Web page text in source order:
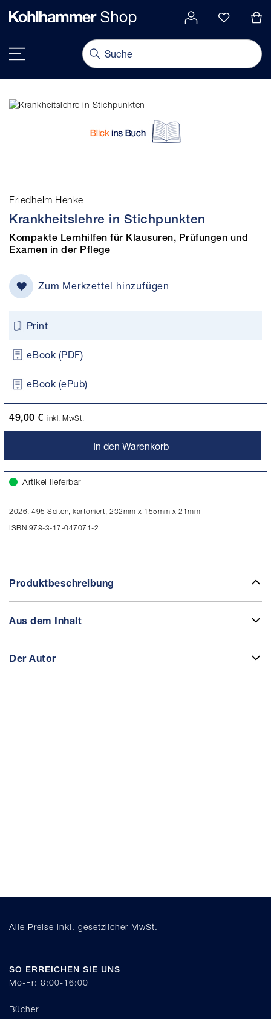
springen
Friedhelm Henke
Krankheitslehre in Stichpunkten
Kompakte Lernhilfen für Klausuren, Prüfungen und
Examen in der Pflege
Zum Merkzettel hinzufügen
Print
eBook (PDF)
eBook (ePub)
49,00 € inkl. MwSt.
In den Warenkorb
Artikel lieferbar
2026. 495 Seiten, kartoniert, 232mm x 155mm x 21mm
ISBN 978-3-17-047071-2
Produktbeschreibung
Aus dem Inhalt
Der Autor
Alle Preise inkl. gesetzlicher MwSt.
SO ERREICHEN SIE UNS
Mo-Fr: 8:00-16:00
Bücher